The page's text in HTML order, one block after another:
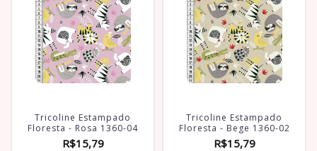
Tricoline Estampado
Floresta - Rosa 1360-04
R$15,79
Tricoline Estampado
Floresta - Bege 1360-02
R$15,79